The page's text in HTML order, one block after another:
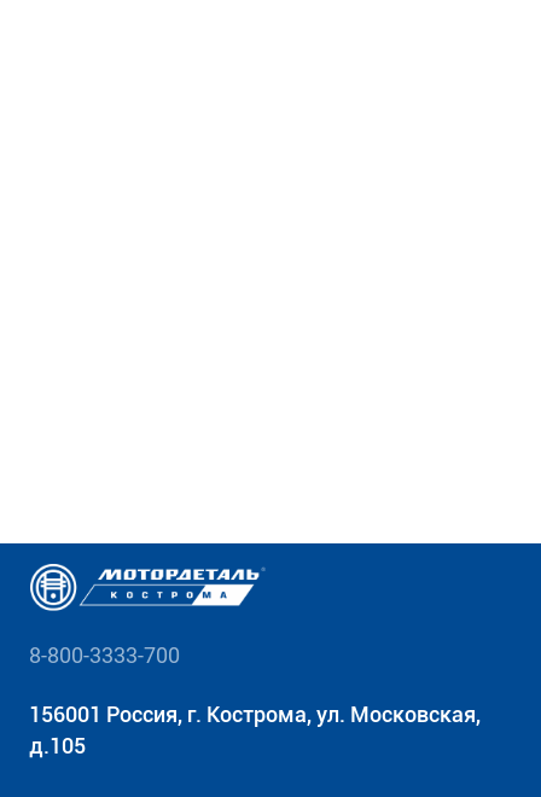
8-800-3333-700
156001 Россия, г. Кострома, ул. Московская,
д.105